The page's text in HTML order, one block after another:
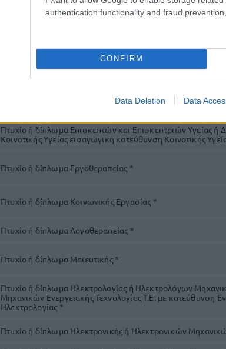
authentication functionality and fraud
CONFIRM
Data Deletion Data
Μονάδων Υγείας και Πρόνοιας ή Διοίκησης Συστημάτων
Διοίκησης Παραγωγικών Μονάδων ή Ελεγκτικών και
Στελεχών Συνεταιριστικών Οργανώσεων και
Αυτοδιοίκησης ή Διοίκησης Επιχειρήσεων και Οργανισμών -
Αυτοδιοίκησης ή Τυποποίησης και Διακίνησης Προϊόντων ή
Χρηματοοικονομικής και Ασφαλιστικής ή
Επιχειρήσεων στις Ανατολικοευρωπαϊκές Χώρες ή
Διοίκηση Τουριστικών Επιχειρήσεων και Επιχειρήσεων
Πτυχίο ή δίπλωμα Επισκεπτών και Επισκεπτριών Υγείας ή
Κοινοτικής Υγείας εισαγωγική κατεύθυνση Κοινοτικής
Πτυχίο ή δίπλωμα Εργοθεραπείας *
Πτυχίο ή δίπλωμα Κοινωνικής Εργασίας *
Πτυχίο ή δίπλωμα Λογοθεραπείας *
Πτυχίο ή δίπλωμα Μαιευτικής *
Πτυχίο ή δίπλωμα Ηλεκτρολογίας ή Ηλεκτρολόγων
Μηχανικών Ενεργειακής Τεχνολογίας Τ.Ε. με κατεύθυνση
Ηλεκτρολογίας *
Πτυχίο ή δίπλωμα Ηλεκτρονικής ή Ηλεκτρονικών